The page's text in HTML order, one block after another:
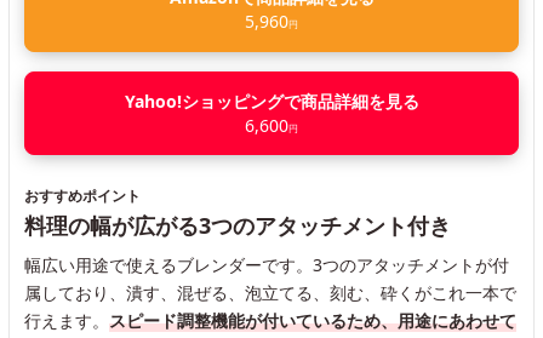
5,960円
Yahoo!ショッピングで商品詳細を見る
6,600円
おすすめポイント
料理の幅が広がる3つのアタッチメント付き
幅広い用途で使えるブレンダーです。3つのアタッチメントが付
属しており、潰す、混ぜる、泡立てる、刻む、砕くがこれ一本で
行えます。 スピード調整機能が付いているため、用途にあわせて